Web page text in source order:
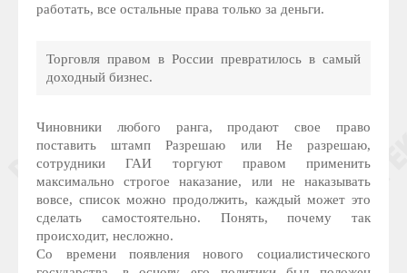
работать, все остальные права только за деньги.
Торговля правом в России превратилось в самый
доходный бизнес.
Чиновники любого ранга, продают свое право
поставить штамп Разрешаю или Не разрешаю,
сотрудники ГАИ торгуют правом применить
максимально строгое наказание, или не наказывать
вовсе, список можно продолжить, каждый может это
сделать самостоятельно. Понять, почему так
происходит, несложно.
Со времени появления нового социалистического